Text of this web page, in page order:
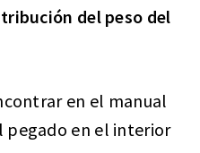
del peso del
en el manual
pegado en el interior